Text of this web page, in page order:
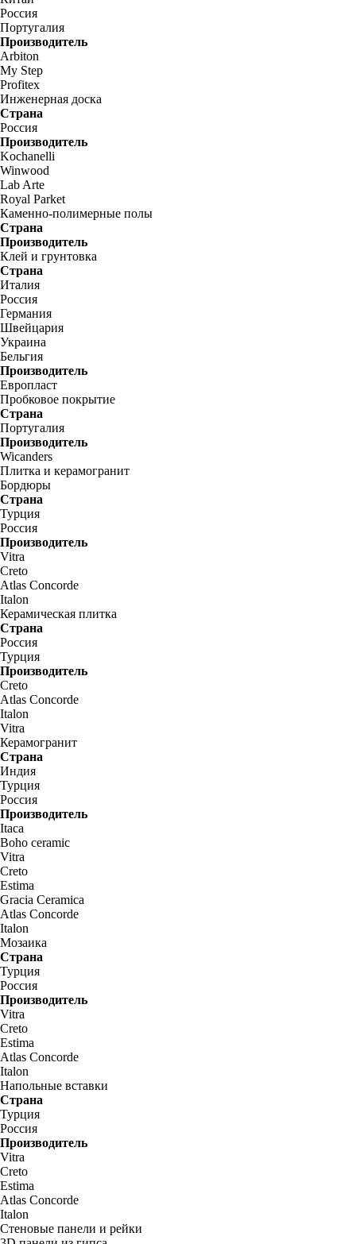
Россия
Португалия
Производитель
Arbiton
My Step
Profitex
Инженерная доска
Страна
Россия
Производитель
Kochanelli
Winwood
Lab Arte
Royal Parket
Каменно-полимерные полы
Страна
Производитель
Клей и грунтовка
Страна
Италия
Россия
Германия
Швейцария
Украина
Бельгия
Производитель
Европласт
Пробковое покрытие
Страна
Португалия
Производитель
Wicanders
Плитка и керамогранит
Бордюры
Страна
Турция
Россия
Производитель
Vitra
Creto
Atlas Concorde
Italon
Керамическая плитка
Страна
Россия
Турция
Производитель
Creto
Atlas Concorde
Italon
Vitra
Керамогранит
Страна
Индия
Турция
Россия
Производитель
Itaca
Boho ceramic
Vitra
Creto
Estima
Gracia Ceramica
Atlas Concorde
Italon
Мозаика
Страна
Турция
Россия
Производитель
Vitra
Creto
Estima
Atlas Concorde
Italon
Напольные вставки
Страна
Турция
Россия
Производитель
Vitra
Creto
Estima
Atlas Concorde
Italon
Стеновые панели и рейки